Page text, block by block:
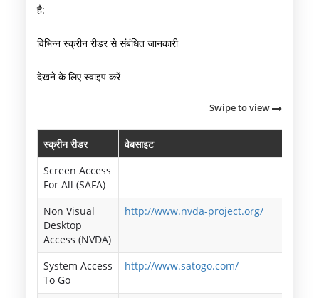
है:
विभिन्न स्क्रीन रीडर से संबंधित जानकारी
देखने के लिए स्वाइप करें
Swipe to view
स्क्रीन रीडर
वेबसाइट
Screen Access
For All (SAFA)
Non Visual
Desktop
Access (NVDA)
http://www.nvda-project.org/
System Access
To Go
http://www.satogo.com/